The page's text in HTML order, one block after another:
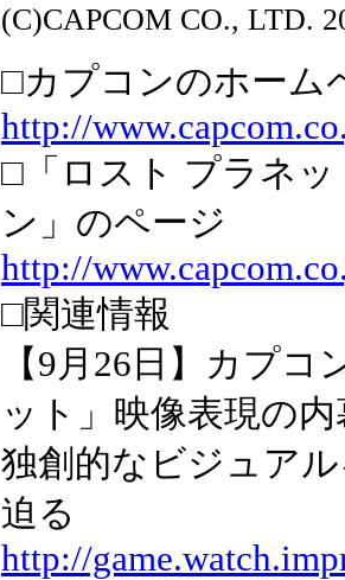
(C)CAPCOM CO., LTD.
□カプコンのホーム
http://
□「ロスト プラネ
ン」のページ
http://
□関連情報
【9月26日】カプ
ット」映像表現の内
独創的なビジュア
迫る
http://